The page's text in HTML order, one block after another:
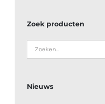
Zoek producten
Nieuws